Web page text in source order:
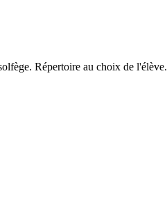
Répertoire au choix de l'élève.